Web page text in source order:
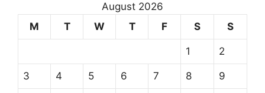
August 2026
M
T W T F S S
1 2
3 4 5 6 7 8 9